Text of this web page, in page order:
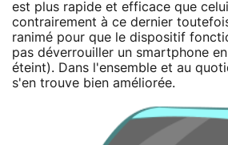
est plus rapide et efficace que
contrairement à ce dernier
ranimé pour que le dispositif
pas déverrouiller un smartphone
éteint). Dans l'ensemble et au
s'en trouve bien améliorée.